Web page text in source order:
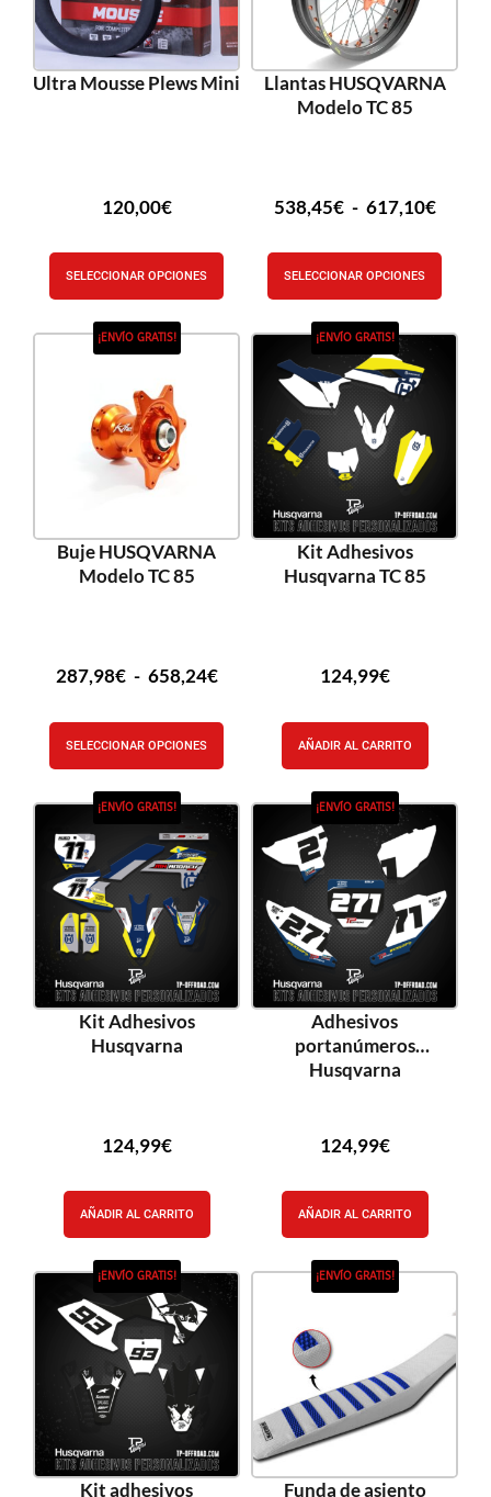
Ultra Mousse Plews Mini
120,00€
SELECCIONAR OPCIONES
Llantas HUSQVARNA
Modelo TC 85
538,45€ - 617,10€
SELECCIONAR OPCIONES
¡ENVÍO GRATIS!
Buje HUSQVARNA
Modelo TC 85
287,98€ - 658,24€
SELECCIONAR OPCIONES
¡ENVÍO GRATIS!
Kit Adhesivos
Husqvarna TC 85
124,99€
AÑADIR AL CARRITO
¡ENVÍO GRATIS!
Kit Adhesivos
Husqvarna
124,99€
AÑADIR AL CARRITO
¡ENVÍO GRATIS!
Adhesivos
portanúmeros
Husqvarna
124,99€
AÑADIR AL CARRITO
¡ENVÍO GRATIS!
Kit adhesivos
¡ENVÍO GRATIS!
Funda de asiento